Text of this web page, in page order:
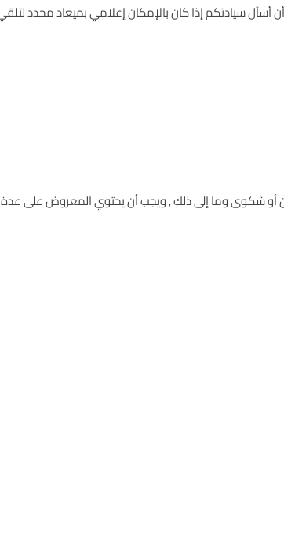
إذا كان بالإمكان إعلامي بميعاد محدد لتلقي
أو شكوى وما إلى ذلك , ويجب أن يحتوي المعروض على عدة